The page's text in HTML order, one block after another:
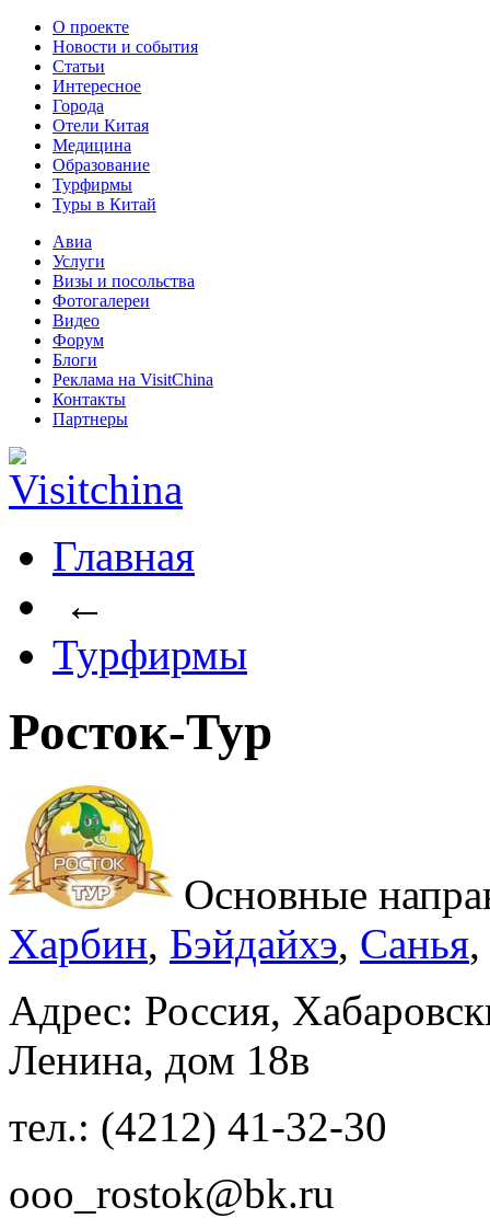
О проекте
Новости и события
Статьи
Интересное
Города
Отели Китая
Медицина
Образование
Турфирмы
Туры в Китай
Авиа
Услуги
Визы и посольства
Фотогалереи
Видео
Форум
Блоги
Реклама на VisitChina
Контакты
Партнеры
Главная
←
Турфирмы
Росток-Тур
Основные
Харбин, Бэйдайхэ, Санья,
Адрес: Россия,
Ленина, дом 18в
тел.: (4212) 41-32-30
ooo_rostok@bk.ru